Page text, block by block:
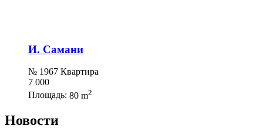
И. Самани
№ 1967 Квартира
7 000
Площадь: 80 m2
Новости